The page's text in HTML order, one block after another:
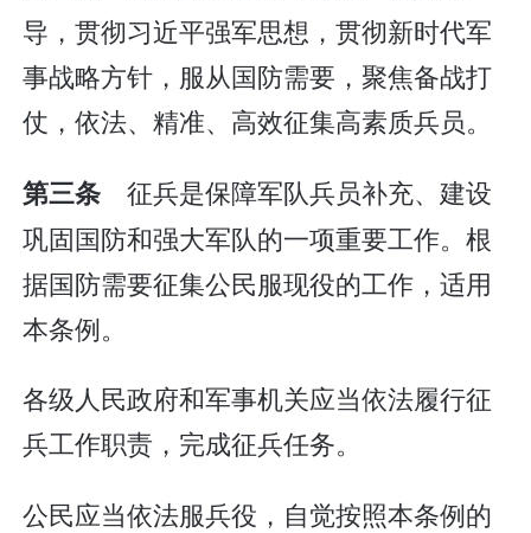
导，贯彻习近平强军思想，贯彻新时代军
事战略方针，服从国防需要，聚焦备战打
仗，依法、精准、高效征集高素质兵员。
第三条 征兵是保障军队兵员补充、建设
巩固国防和强大军队的一项重要工作。根
据国防需要征集公民服现役的工作，适用
本条例。
各级人民政府和军事机关应当依法履行征
兵工作职责，完成征兵任务。
公民应当依法服兵役，自觉按照本条例的